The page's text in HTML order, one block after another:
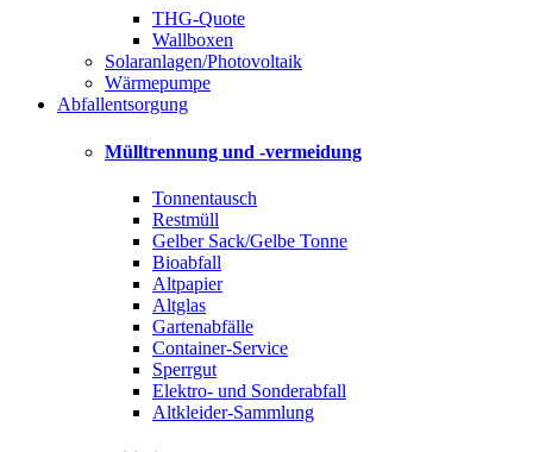
THG-Quote
Wallboxen
Solaranlagen/Photovoltaik
Wärmepumpe
Abfallentsorgung
Mülltrennung und -vermeidung
Tonnentausch
Restmüll
Gelber Sack/Gelbe Tonne
Bioabfall
Altpapier
Altglas
Gartenabfälle
Container-Service
Sperrgut
Elektro- und Sonderabfall
Altkleider-Sammlung